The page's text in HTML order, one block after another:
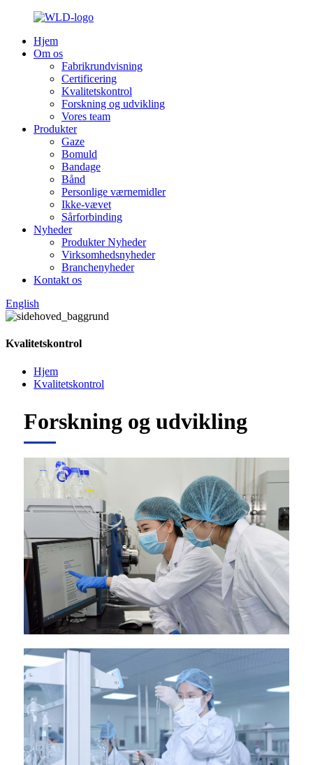
Hjem
Om os
Fabrikrundvisning
Certificering
Kvalitetskontrol
Forskning og udvikling
Vores team
Produkter
Gaze
Bomuld
Bandage
Bånd
Personlige værnemidler
Ikke-vævet
Sårforbinding
Nyheder
Produkter Nyheder
Virksomhedsnyheder
Branchenyheder
Kontakt os
English
Kvalitetskontrol
Hjem
Kvalitetskontrol
Forskning og udvikling